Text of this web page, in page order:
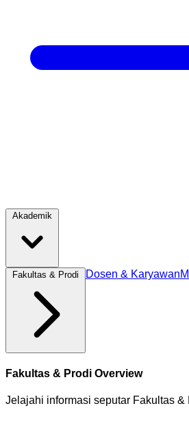
Dosen & Karyawan
Fakultas & Prodi Overview
Jelajahi informasi seputar Fakultas &